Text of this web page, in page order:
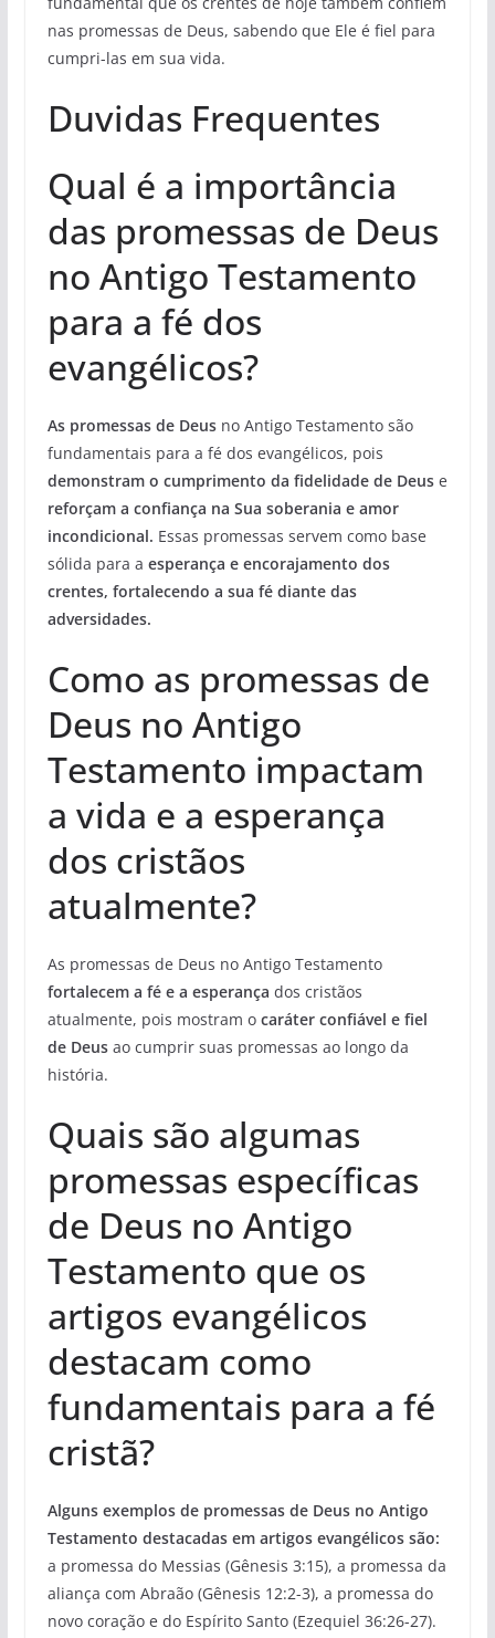
nas promessas de Deus, sabendo que Ele é fiel para
cumpri-las em sua vida.
Duvidas Frequentes
Qual é a importância
das promessas de Deus
no Antigo Testamento
para a fé dos
evangélicos?
As promessas de Deusno Antigo Testamento são
fundamentais para a fé dos evangélicos, pois
demonstram o cumprimento da fidelidade de Deuse
reforçam a confiança na Sua soberania e amor
incondicional. Essas promessas servem como base
sólida para a esperança e encorajamento dos
crentes, fortalecendo a sua fé diante das
adversidades.
Como as promessas de
Deus no Antigo
Testamento impactam
a vida e a esperança
dos cristãos
atualmente?
As promessas de Deus no Antigo Testamento
fortalecem a fé e a esperança dos cristãos
atualmente, pois mostram o caráter confiável e fiel
de Deusao cumprir suas promessas ao longo da
história.
Quais são algumas
promessas específicas
de Deus no Antigo
Testamento que os
artigos evangélicos
destacam como
fundamentais para a fé
cristã?
Alguns exemplos de promessas de Deus no Antigo
Testamento destacadas em artigos evangélicos são:
a promessa do Messias (Gênesis 3:15), a promessa da
aliança com Abraão (Gênesis 12:2-3), a promessa do
novo coração e do Espírito Santo (Ezequiel 36:26-27).